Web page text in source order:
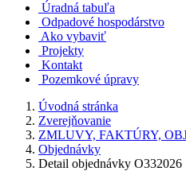
Úradná tabuľa
Odpadové hospodárstvo
Ako vybaviť
Projekty
Kontakt
Pozemkové úpravy
Úvodná stránka
Zverejňovanie
ZMLUVY, FAKTÚRY,
Objednávky
Detail objednávky O332026